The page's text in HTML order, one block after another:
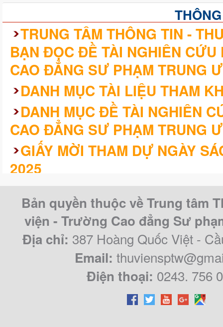
TRUNG TÂM THÔNG TIN -
BẠN ĐỌC ĐỀ TÀI NGHIÊN
CAO ĐẲNG SƯ PHẠM TRUNG
DANH MỤC TÀI LIỆU THAM
DANH MỤC ĐỀ TÀI NGHIÊN
CAO ĐẲNG SƯ PHẠM TRUNG
GIẤY MỜI THAM DỰ NGÀY
2025
CAO ĐẲNG SƯ PHẠM TRUNG
QUY KHÓA 2021 – 2024
Bản quyền thuộc về Trung tâm
viện - Trường Cao đẳng Sư
Địa chỉ: 387 Hoàng Quốc Việt -
Email:
Điện thoại: 0243. 756